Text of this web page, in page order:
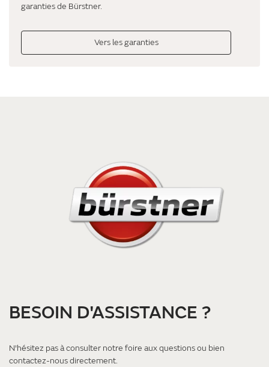
garanties de Bürstner.
Vers les garanties
BESOIN D'ASSISTANCE ?
N'hésitez pas à consulter notre foire aux questions ou bien
contactez-nous directement.